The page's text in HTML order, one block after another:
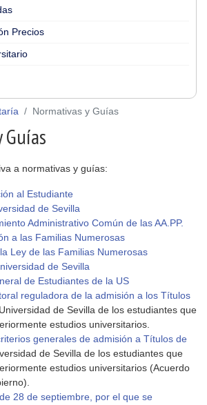
Precios
Normativas y Guías
a normativas y guías:
al Estudiante
de Sevilla
Administrativo Común de las AA.PP.
a las Familias Numerosas
Ley de las Familias Numerosas
de Sevilla
de Estudiantes de la US
reguladora de la admisión a los Títulos
de Sevilla de los estudiantes que
estudios universitarios.
generales de admisión a Títulos de
de Sevilla de los estudiantes que
estudios universitarios (Acuerdo
28 de septiembre, por el que se